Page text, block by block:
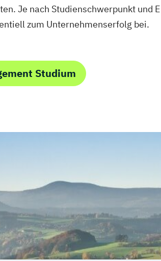
Je nach Studienschwerpunkt und
zum Unternehmenserfolg bei.
Studium